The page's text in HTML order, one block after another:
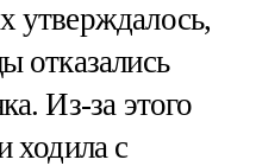
утверждалось,
отказались
Из-за этого
ходила с